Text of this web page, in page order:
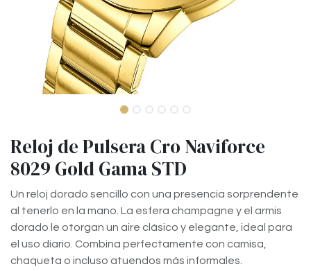
Reloj de Pulsera Cro Naviforce
8029 Gold Gama STD
Un reloj dorado sencillo con una presencia sorprendente
al tenerlo en la mano. La esfera champagne y el armis
dorado le otorgan un aire clásico y elegante, ideal para
el uso diario. Combina perfectamente con camisa,
chaqueta o incluso atuendos más informales.